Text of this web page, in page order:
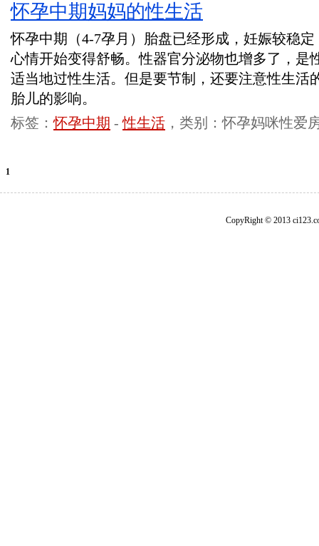
怀孕中期妈妈的性生活
怀孕中期（4-7孕月）胎盘已经形成，妊娠较稳
心情开始变得舒畅。性器官分泌物也增多了，是
适当地过性生活。但是要节制，还要注意性生活
胎儿的影响。
标签：怀孕中期 -性生活 ，类别：怀孕妈咪性爱
1
CopyRight © 2013